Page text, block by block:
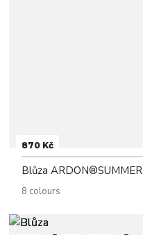
870 Kč
Blůza ARDON®SUMMER
8 colours